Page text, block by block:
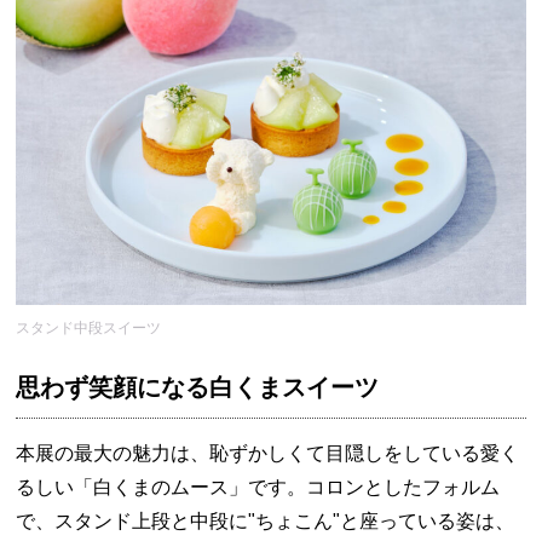
スタンド中段スイーツ
思わず笑顔になる白くまスイーツ
本展の最大の魅力は、恥ずかしくて目隠しをしている愛く
るしい「白くまのムース」です。コロンとしたフォルム
で、スタンド上段と中段に"ちょこん"と座っている姿は、